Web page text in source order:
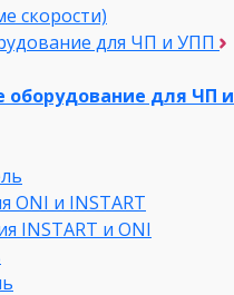
скорости)
для ЧП и УПП
оборудование для ЧП и
ONI и INSTART
INSTART и ONI